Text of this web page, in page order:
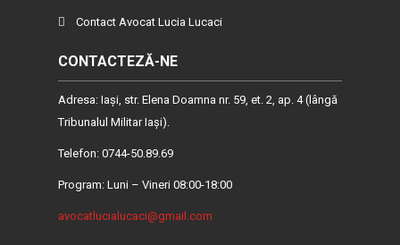
Contact Avocat Lucia Lucaci
CONTACTEZĂ-NE
Adresa: Iaşi, str. Elena Doamna nr. 59, et. 2, ap. 4 (lângă
Tribunalul Militar Iaşi).
Telefon: 0744-50.89.69
Program: Luni – Vineri 08:00-18:00
avocatlucialucaci@gmail.com